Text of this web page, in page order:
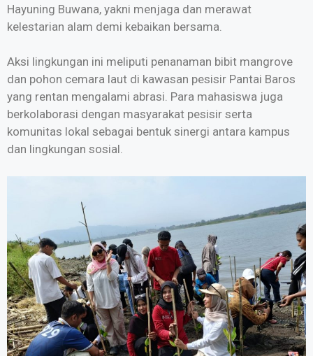
Hayuning Buwana, yakni menjaga dan merawat
kelestarian alam demi kebaikan bersama.
Aksi lingkungan ini meliputi penanaman bibit mangrove
dan pohon cemara laut di kawasan pesisir Pantai Baros
yang rentan mengalami abrasi. Para mahasiswa juga
berkolaborasi dengan masyarakat pesisir serta
komunitas lokal sebagai bentuk sinergi antara kampus
dan lingkungan sosial.